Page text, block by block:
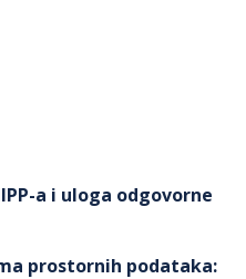
a i uloga odgovorne
prostornih podataka: